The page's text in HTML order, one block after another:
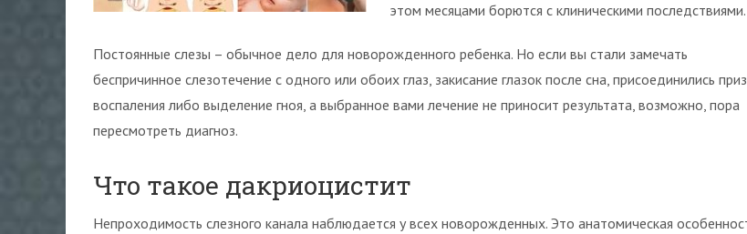
этом месяцами борются с клиническими последствиями.
Постоянные слезы – обычное дело для новорожденного ребенка. Но если вы стали замечать
беспричинное слезотечение с одного или обоих глаз, закисание глазок после сна, присоединились
воспаления либо выделение гноя, а выбранное вами лечение не приносит результата, возможно, пора
пересмотреть диагноз.
Что такое дакриоцистит
Непроходимость слезного канала наблюдается у всех новорожденных. Это анатомическая